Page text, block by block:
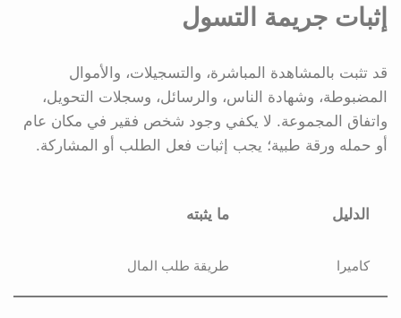
إثبات جريمة التسول
قد تثبت بالمشاهدة المباشرة، والتسجيلات، والأموال
المضبوطة، وشهادة الناس، والرسائل، وسجلات التحويل،
واتفاق المجموعة. لا يكفي وجود شخص فقير في مكان عام
أو حمله ورقة طبية؛ يجب إثبات فعل الطلب أو المشاركة.
الدليل ما يثبته
كاميرا طريقة طلب المال